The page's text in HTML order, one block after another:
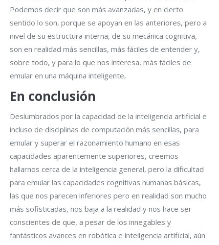
Podemos decir que son más avanzadas, y en cierto
sentido lo son, porque se apoyan en las anteriores, pero a
nivel de su estructura interna, de su mecánica cognitiva,
son en realidad más sencillas, más fáciles de entender y,
sobre todo, y para lo que nos interesa, más fáciles de
emular en una máquina inteligente,
En conclusión
Deslumbrados por la capacidad de la inteligencia artificial e
incluso de disciplinas de computación más sencillas, para
emular y superar el razonamiento humano en esas
capacidades aparentemente superiores, creemos
hallarnos cerca de la inteligencia general, pero la dificultad
para emular las capacidades cognitivas humanas básicas,
las que nos parecen inferiores pero en realidad son mucho
más sofisticadas, nos baja a la realidad y nos hace ser
conscientes de que, a pesar de los innegables y
fantásticos avances en robótica e inteligencia artificial, aún